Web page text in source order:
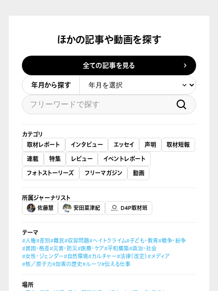
ほかの記事や動画を探す
全ての記事を見る
年月から探す
カテゴリ
取材レポート
インタビュー エッセイ 声明
取材短報
連載
特集 レビュー
イベントレポート
フォトストーリーズ
フリーマガジン 動画
所属ジャーナリスト
佐藤慧 安田菜津紀 D4P取材班
テーマ
#人権#差別#難民#収容問題#ヘイトクライム#子ども・教育#戦争・紛争
#貧困・格差#災害・防災#医療・ケア#平和構築#政治・社会
#女性・ジェンダー#自然環境#カルチャー#法律（改定）#メディア
#核／原子力#加害の歴史#ルーツ#伝える仕事
場所